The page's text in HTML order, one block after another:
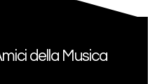
della Musica